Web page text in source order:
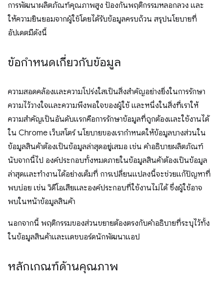
การพัฒนาผลิตภัณฑ์คุณภาพสูง ป้องกันพฤติกรรมหลอกลวง และ
ให้ความยินยอมจากผู้ใช้โดยได้รับข้อมูลครบถ้วน สรุปนโยบายที่
อัปเดตมีดังนี้
ข้อกําหนดเกี่ยวกับข้อมูล
ความสอดคล้องและความโปร่งใสเป็นสิ่งสำคัญอย่างยิ่งในการรักษา
ความไว้วางใจและความพึงพอใจของผู้ใช้ และหนึ่งในสิ่งที่เราให้
ความสำคัญเป็นอันดับแรกคือการรักษาข้อมูลที่ถูกต้องและใช้งานได้
ใน Chrome เว็บสโตร์ นโยบายของเรากำหนดให้ข้อมูลบางส่วนใน
ข้อมูลสินค้าต้องเป็นข้อมูลล่าสุดอยู่เสมอ เช่น คำอธิบายผลิตภัณฑ์
นับจากนี้ไป องค์ประกอบทั้งหมดภายในข้อมูลสินค้าต้องเป็นข้อมูล
ล่าสุดและทำงานได้อย่างเต็มที่ การเปลี่ยนแปลงนี้จะช่วยแก้ปัญหาที่
พบบ่อย เช่น วิดีโอเสียและองค์ประกอบที่ใช้งานไม่ได้ ซึ่งผู้ใช้อาจ
พบในหน้าข้อมูลสินค้า
นอกจากนี้ พฤติกรรมของส่วนขยายต้องตรงกับคำอธิบายที่ระบุไว้ทั้ง
ในข้อมูลสินค้าและแดชบอร์ดนักพัฒนาแอป
หลักเกณฑ์ด้านคุณภาพ